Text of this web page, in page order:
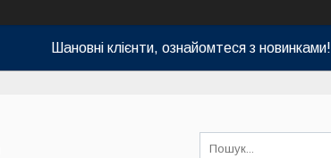
Шановні клієнти, ознайомтеся з новинками!